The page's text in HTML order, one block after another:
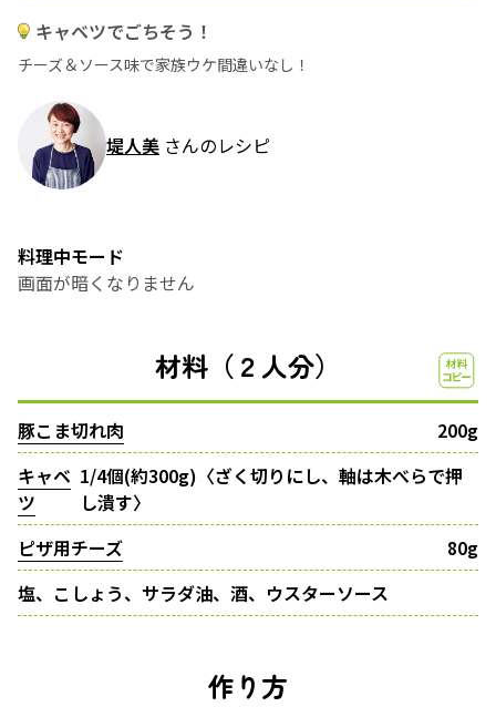
キャベツでごちそう！
チーズ＆ソース味で家族ウケ間違いなし！
堤人美 さんのレシピ
料理中モード
画面が暗くなりません
材料（２人分）
豚こま切れ肉
200g
キャベ
ツ
1/4個(約300g)〈ざく切りにし、軸は木べらで押
し潰す〉
ピザ用チーズ
80g
塩、こしょう、サラダ油、酒、ウスターソース
作り方